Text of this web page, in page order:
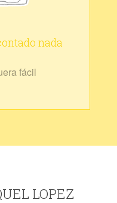
nada
fácil
LOPEZ